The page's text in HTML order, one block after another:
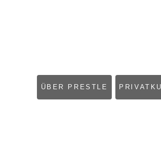
NAVIGATION
ÜBER PRESTLE